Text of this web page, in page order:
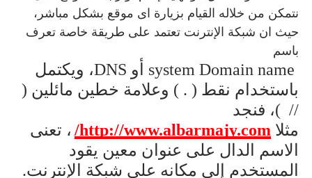
نتمكن من خلاله القيام بزيارة اى موقع بشكل مباشر،
حيث ان شبكة الإنترنت تعتمد على طريقة خاصة تعرف
باسم
system Domain name أو DNS، ويكتمل
باستخدام نقط ( . ) وعلامة خطين مائلين (
// )، فنجد
مثلا http://www.albarmajy.com/ ، تعنى
الاسم الدال على عنوان معين يقود
المستخدم إلى مكانه على شبكة الإنترنت.